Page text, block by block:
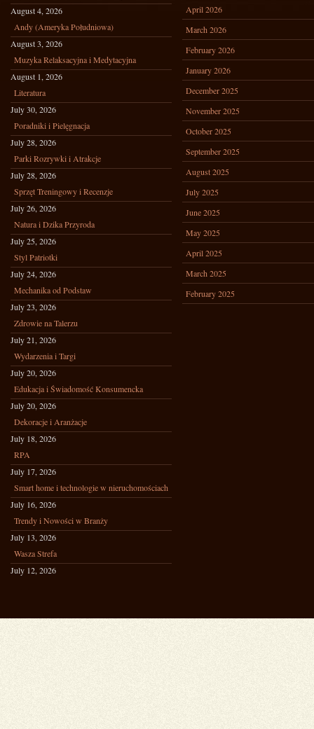
August 4, 2026
Andy (Ameryka Południowa)
August 3, 2026
Muzyka Relaksacyjna i Medytacyjna
August 1, 2026
Literatura
July 30, 2026
Poradniki i Pielęgnacja
July 28, 2026
Parki Rozrywki i Atrakcje
July 28, 2026
Sprzęt Treningowy i Recenzje
July 26, 2026
Natura i Dzika Przyroda
July 25, 2026
Styl Patriotki
July 24, 2026
Mechanika od Podstaw
July 23, 2026
Zdrowie na Talerzu
July 21, 2026
Wydarzenia i Targi
July 20, 2026
Edukacja i Świadomość Konsumencka
July 20, 2026
Dekoracje i Aranżacje
July 18, 2026
RPA
July 17, 2026
Smart home i technologie w nieruchomościach
July 16, 2026
Trendy i Nowości w Branży
July 13, 2026
Wasza Strefa
July 12, 2026
April 2026
March 2026
February 2026
January 2026
December 2025
November 2025
October 2025
September 2025
August 2025
July 2025
June 2025
May 2025
April 2025
March 2025
February 2025